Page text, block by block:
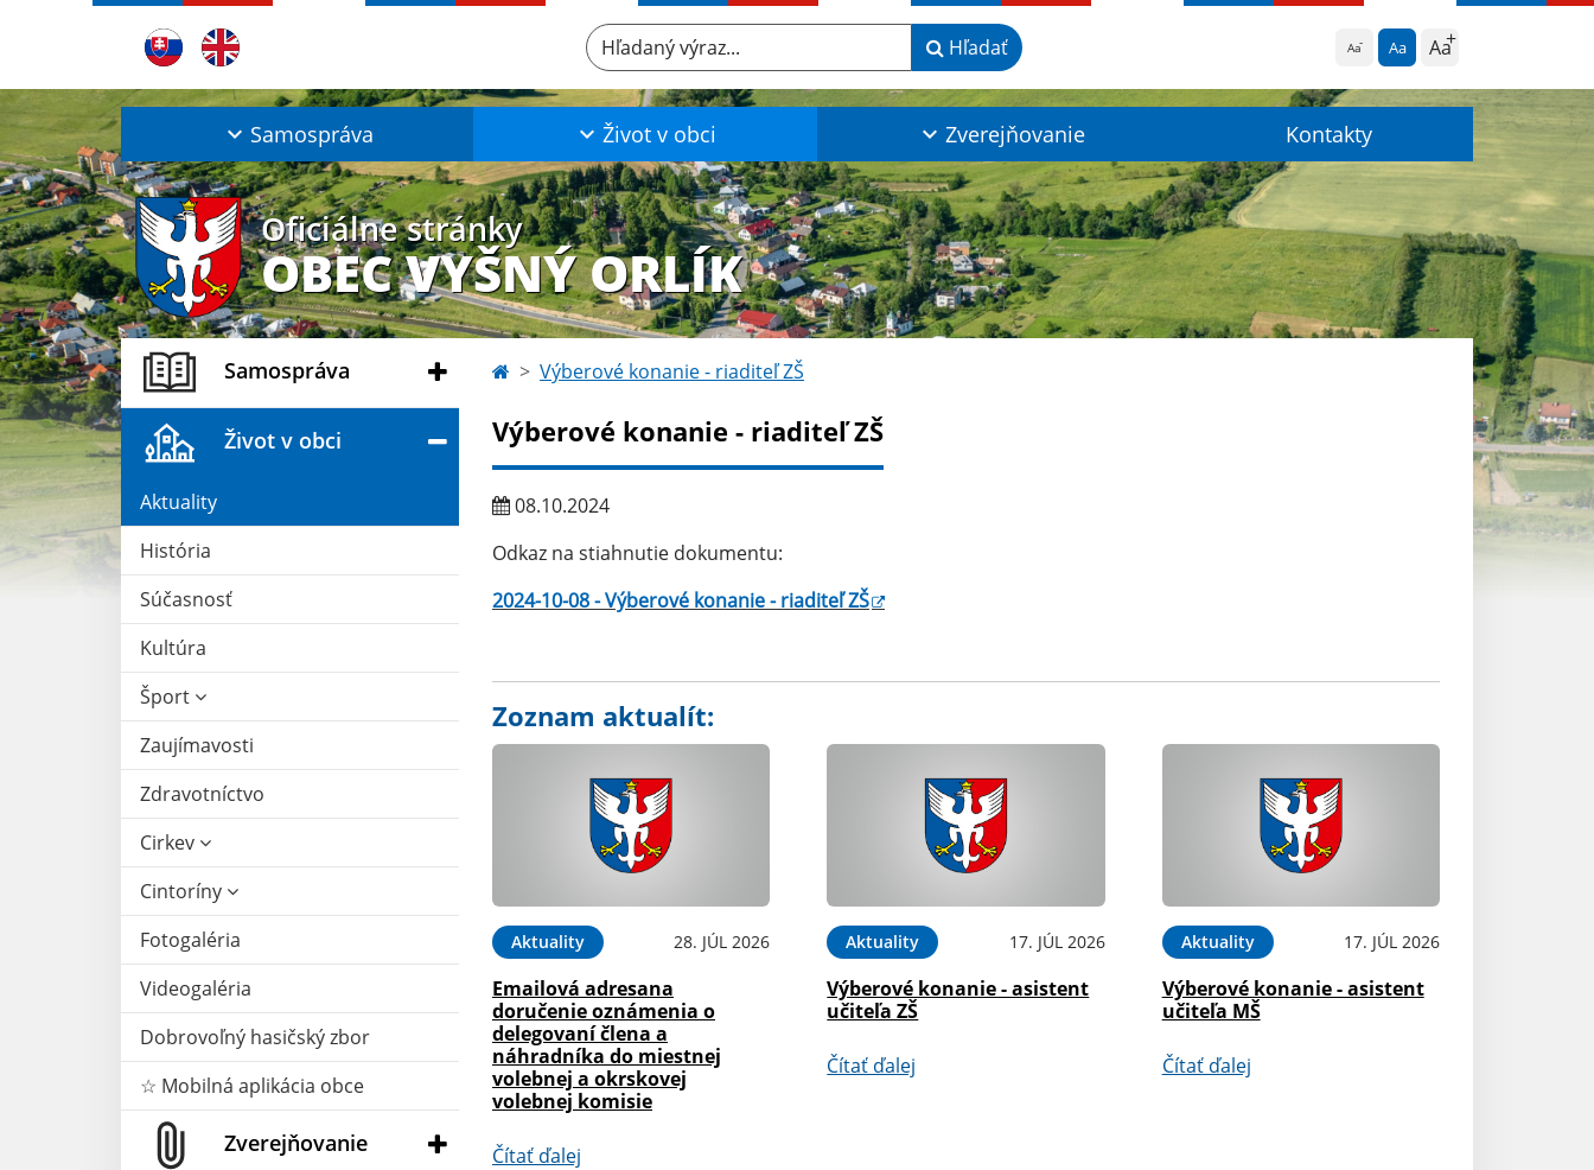
Aa Aa Aa
Hľadaný výraz... Hľadať
Samospráva Život v obci Zverejňovanie Kontakty
Oficiálne stránky
OBEC VYŠNÝ ORLÍK
Samospráva
Život v obci
Aktuality
História
Súčasnosť
Kultúra
Šport
Zaujímavosti
Zdravotníctvo
Cirkev
Cintoríny
Fotogaléria
Videogaléria
Dobrovoľný hasičský zbor
☆ Mobilná aplikácia obce
Zverejňovanie
Výberové konanie - riaditeľ ZŠ
Výberové konanie - riaditeľ ZŠ
08.10.2024
Odkaz na stiahnutie dokumentu:
2024-10-08 - Výberové konanie - riaditeľ ZŠ
Zoznam aktualít:
Aktuality 28. JÚL 2026
Emailová adresana
doručenie oznámenia o
delegovaní člena a
náhradníka do miestnej
volebnej a okrskovej
volebnej komisie
Čítať ďalej
Aktuality 17. JÚL 2026
Výberové konanie - asistent
učiteľa ZŠ
Čítať ďalej
Aktuality 17. JÚL 2026
Výberové konanie - asistent
učiteľa MŠ
Čítať ďalej